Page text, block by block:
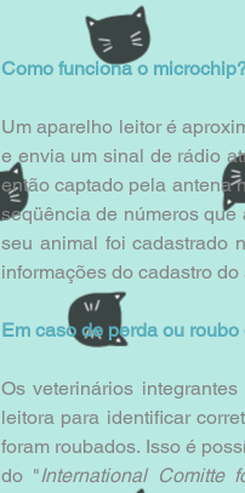
Como funciona o
Um aparelho leitor é
e envia um sinal de rádio
então captado pela antena
seqüência de números
seu animal foi cadastrado
informações do cadastro do
Em caso de perda ou
Os veterinários
leitora para identificar
foram roubados. Isso é
do "International Comitte